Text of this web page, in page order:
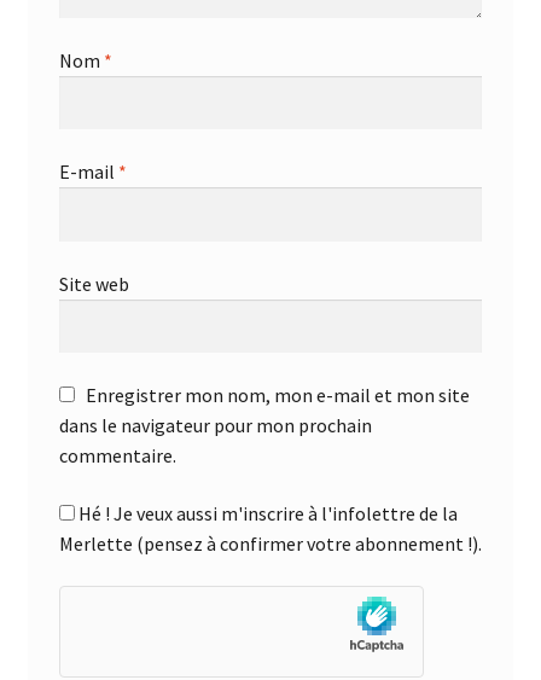
Nom *
E-mail *
Site web
Enregistrer mon nom, mon e-mail et mon site
dans le navigateur pour mon prochain
commentaire.
Hé ! Je veux aussi m'inscrire à l'infolettre de la
Merlette (pensez à confirmer votre abonnement !).